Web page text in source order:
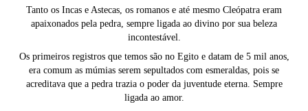
Tanto os Incas e Astecas, os romanos e até mesmo Cleópatra eram
apaixonados pela pedra, sempre ligada ao divino por sua beleza
incontestável.
Os primeiros registros que temos são no Egito e datam de 5 mil anos,
era comum as múmias serem sepultados com esmeraldas, pois se
acreditava que a pedra trazia o poder da juventude eterna. Sempre
ligada ao amor.